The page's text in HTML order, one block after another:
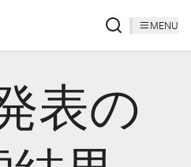
MENU
表の